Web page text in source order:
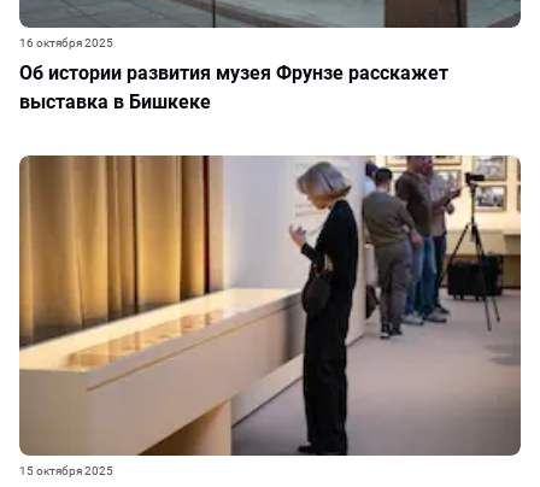
Об истории развития музея Фрунзе расскажет
выставка в Бишкеке
16 октября 2025
15 октября 2025